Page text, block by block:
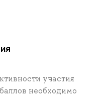
участия
необходимо